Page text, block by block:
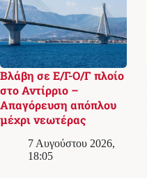
Βλάβη σε Ε/Γ-Ο/Γ πλοίο
στο Αντίρριο –
Απαγόρευση απόπλου
μέχρι νεωτέρας
7 Αυγούστου 2026,
18:05